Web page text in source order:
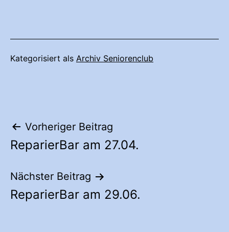
Kategorisiert als Archiv Seniorenclub
Beitragsnavigation
Vorheriger Beitrag
ReparierBar am 27.04.
Nächster Beitrag
ReparierBar am 29.06.